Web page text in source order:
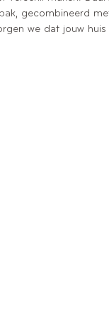
gecombineerd
we dat jouw